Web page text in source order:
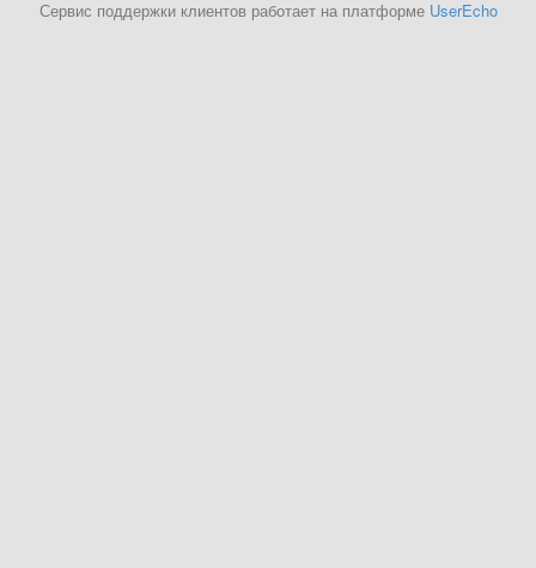
Сервис поддержки клиентов работает на платформе UserEcho